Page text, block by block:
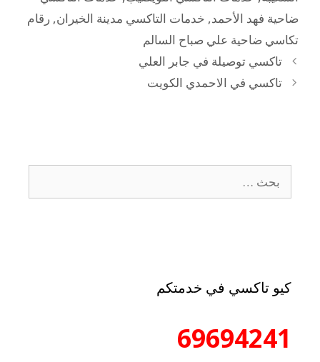
ضاحية فهد الأحمد, خدمات التاكسي مدينة الخيران, رقام
تكاسي ضاحية علي صباح السالم
تاكسي توصيلة في جابر العلي
تاكسي في الاحمدي الكويت
كيو تاكسي في خدمتكم
69694241